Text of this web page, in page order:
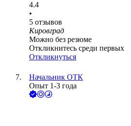
4.4
•
5 отзывов
Кировград
Можно без резюме
Откликнитесь среди первых
Откликнуться
Начальник ОТК
Опыт 1-3 года